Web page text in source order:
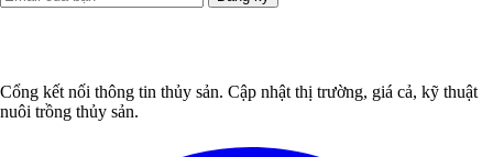
Cổng kết nối thông tin thủy sản. Cập nhật thị trường, giá cả, kỹ thuật
nuôi trồng thủy sản.